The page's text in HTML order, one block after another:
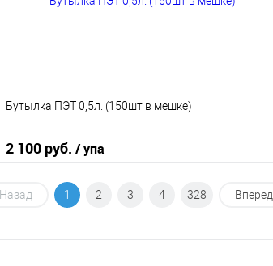
Бутылка ПЭТ 0,5л. (150шт в мешке)
2 100 руб. / упа
В корзину
Купить в 1 клик
К сравнению
Назад 1 2 3 4 328 Вперед